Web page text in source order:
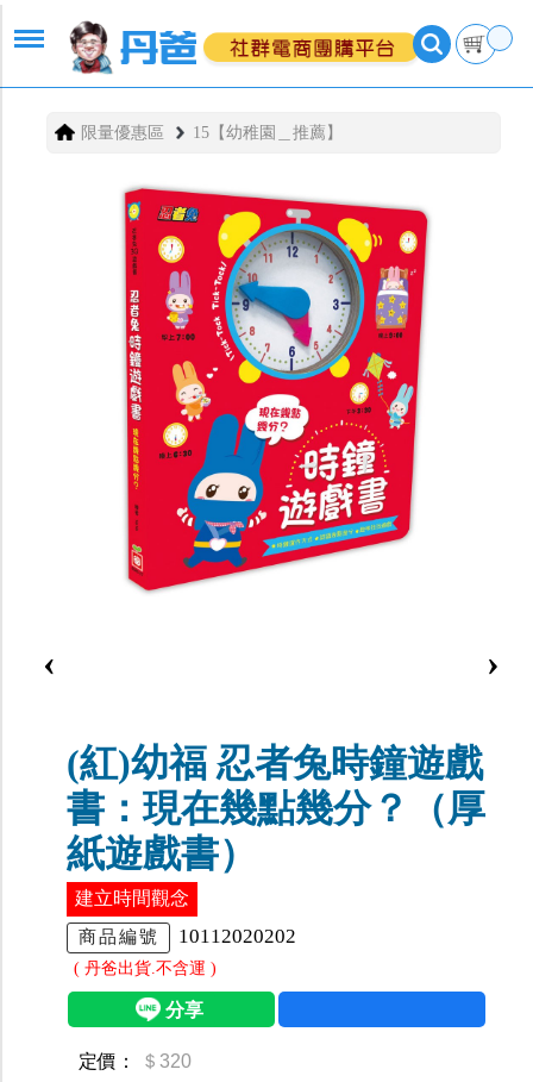
限量優惠區 15【幼稚園＿推薦】
‹ ›
(紅)幼福 忍者兔時鐘遊戲
書：現在幾點幾分？（厚
紙遊戲書）
建立時間觀念
商品編號 10112020202
( 丹爸出貨.不含運 )
定價： ＄320